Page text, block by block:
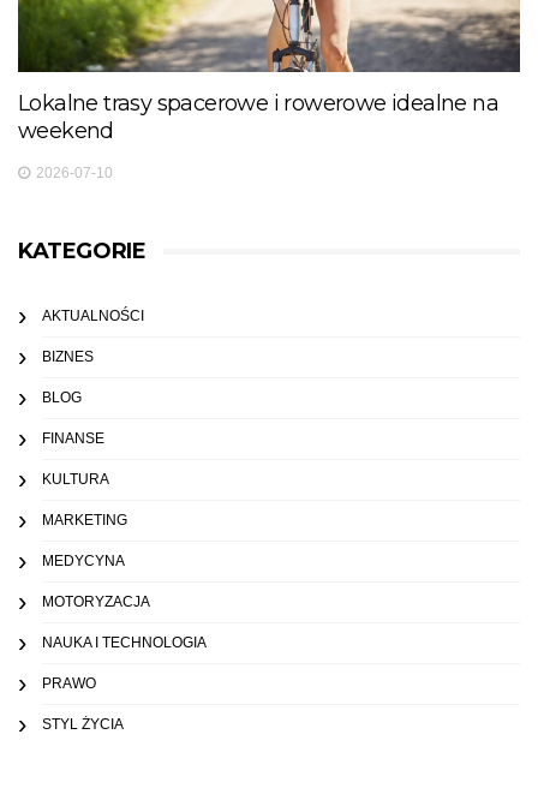
Lokalne trasy spacerowe i rowerowe idealne na
weekend
2026-07-10
KATEGORIE
AKTUALNOŚCI
BIZNES
BLOG
FINANSE
KULTURA
MARKETING
MEDYCYNA
MOTORYZACJA
NAUKA I TECHNOLOGIA
PRAWO
STYL ŻYCIA